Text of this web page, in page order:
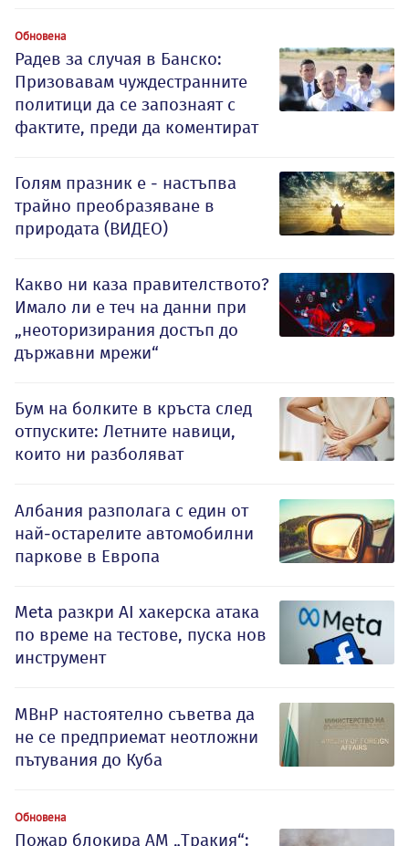
Обновена
Радев за случая в Банско:
Призовавам чуждестранните
политици да се запознаят с
фактите, преди да коментират
Голям празник е - настъпва
трайно преобразяване в
природата (ВИДЕО)
Какво ни каза правителството?
Имало ли е теч на данни при
„неоторизирания достъп до
държавни мрежи“
Бум на болките в кръста след
отпуските: Летните навици,
които ни разболяват
Албания разполага с един от
най-остарелите автомобилни
паркове в Европа
Meta разкри AI хакерска атака
по време на тестове, пуска нов
инструмент
МВнР настоятелно съветва да
не се предприемат неотложни
пътувания до Куба
Обновена
Пожар блокира АМ „Тракия“: